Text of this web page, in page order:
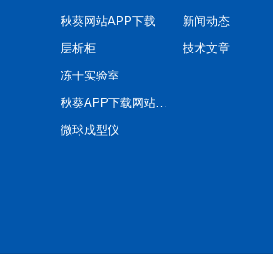
秋葵网站APP下载
层析柜
冻干实验室
秋葵APP下载网站进入色板
微球成型仪
新闻动态
技术文章